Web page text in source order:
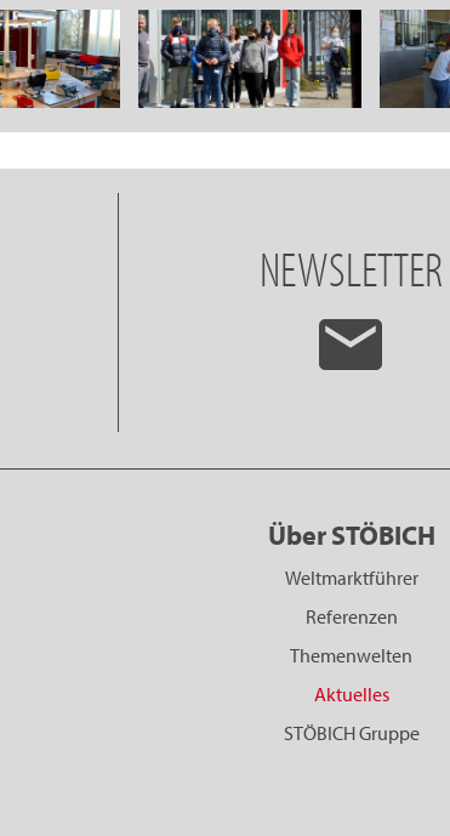
NEWSLETTER
Über STÖBICH
Weltmarktführer
Referenzen
Themenwelten
Aktuelles
STÖBICH Gruppe